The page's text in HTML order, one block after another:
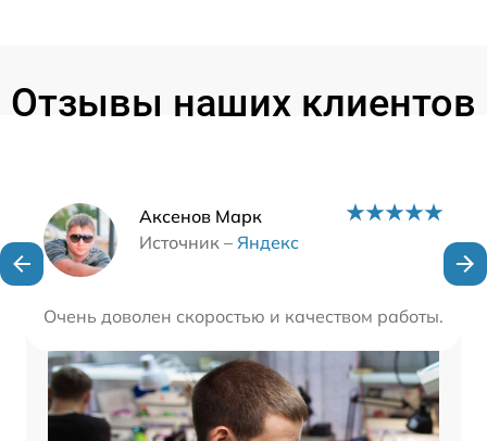
Отзывы наших клиентов
Аксенов Марк
Источник – Яндекс
Очень доволен скоростью и качеством работы. В
Наши мастера